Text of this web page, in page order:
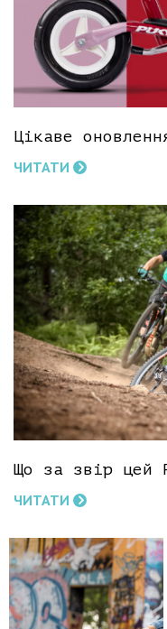
Цікаве
ЧИТАТИ
Що за звір цей
ЧИТАТИ